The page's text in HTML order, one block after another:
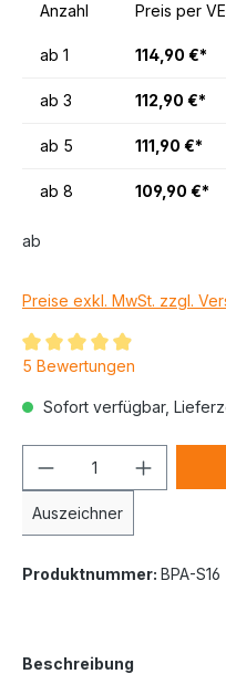
Anzahl Preis per VE
ab 1 114,90 €*
ab 3 112,90 €*
ab 5 111,90 €*
ab 8 109,90 €*
ab
Preise exkl. MwSt. zzgl.
5 Bewertungen
Sofort verfügbar,
Auszeichner
Produktnummer: BPA-S16
Beschreibung